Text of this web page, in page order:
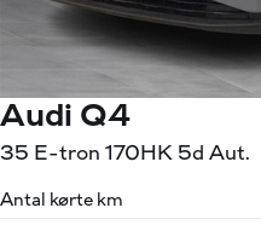
Audi Q4
35 E-tron 170HK 5d Aut.
Antal kørte km